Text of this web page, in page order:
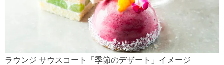
ラウンジ サウスコート「季節のデザート」イメージ